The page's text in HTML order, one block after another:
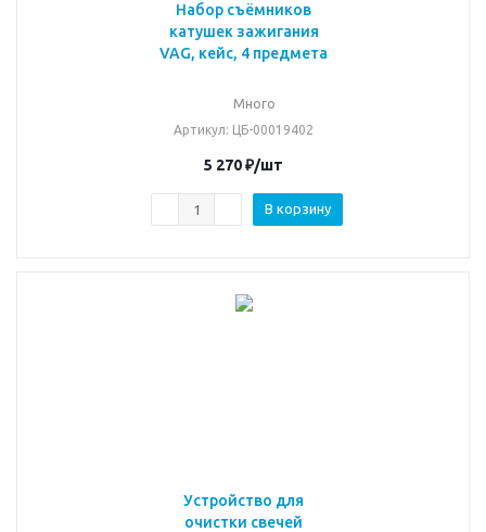
Набор съёмников
катушек зажигания
VAG, кейс, 4 предмета
Много
Артикул: ЦБ-00019402
5 270₽/шт
В корзину
Устройство для
очистки свечей